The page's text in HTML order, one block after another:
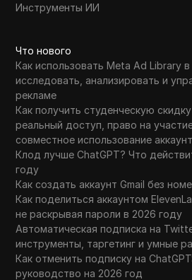
Инструменты ИИ
Что нового
Как использовать Meta Ad Library
исследовать, анализировать и
рекламе
Как получить студенческую
реальный доступ, право на
совместное использование
Клод лучше ChatGPT? Что
году
Как создать аккаунт Gmail без
Как поделиться аккаунтом
не раскрывая пароли в 2026 году
Автоматическая подписка на
инструменты, таргетинг и умные
Как отменить подписку на
руководство на 2026 год